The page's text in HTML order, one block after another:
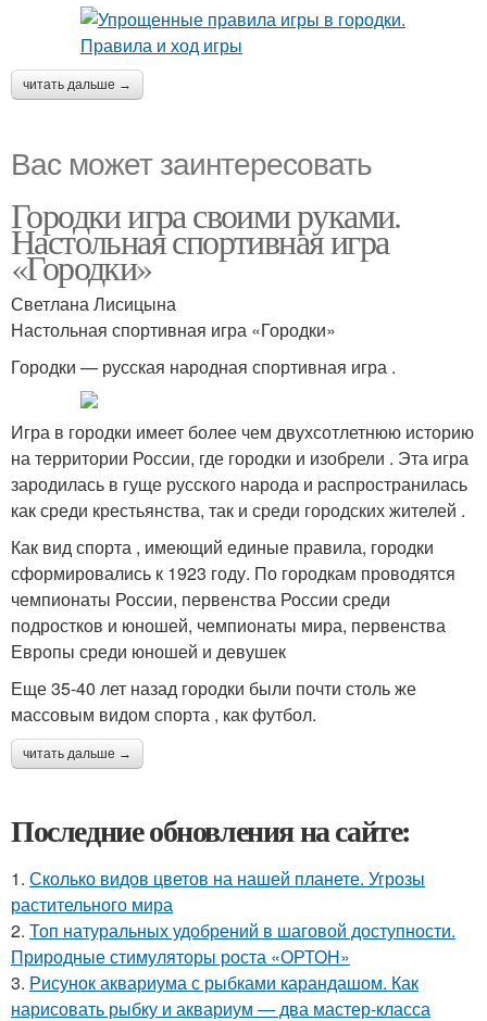
читать дальше →
Вас может заинтересовать
Городки игра своими руками.
Настольная спортивная игра
«Городки»
Светлана Лисицына
Настольная спортивная игра «Городки»
Городки — русская народная спортивная игра .
Игра в городки имеет более чем двухсотлетнюю историю
на территории России, где городки и изобрели . Эта игра
зародилась в гуще русского народа и распространилась
как среди крестьянства, так и среди городских жителей .
Как вид спорта , имеющий единые правила, городки
сформировались к 1923 году. По городкам проводятся
чемпионаты России, первенства России среди
подростков и юношей, чемпионаты мира, первенства
Европы среди юношей и девушек
Еще 35-40 лет назад городки были почти столь же
массовым видом спорта , как футбол.
читать дальше →
Последние обновления на сайте:
1. Сколько видов цветов на нашей планете. Угрозы
растительного мира
2. Топ натуральных удобрений в шаговой доступности.
Природные стимуляторы роста «ОРТОН»
3. Рисунок аквариума с рыбками карандашом. Как
нарисовать рыбку и аквариум — два мастер-класса